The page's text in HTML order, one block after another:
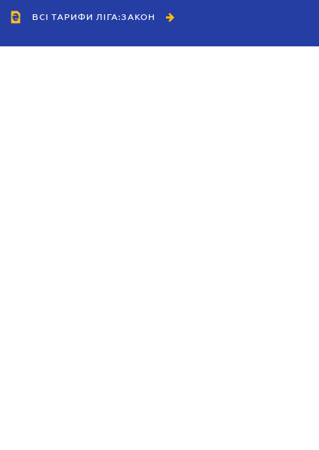
ВСІ ТАРИФИ ЛІГА:ЗАКОН